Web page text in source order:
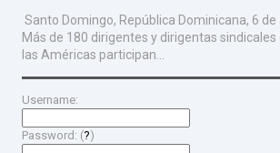
Santo Domingo, República Dominicana, 6 de
Más de 180 dirigentes y dirigentas sindicales
las Américas participan...
Username:
Password: (?)